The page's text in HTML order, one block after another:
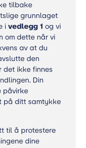
tilbake
grunnlaget
i vedlegg 1 og vi
om dette når vi
av at du
den
det ikke finnes
Din
påvirke
på ditt samtykke
til å protestere
dine